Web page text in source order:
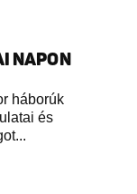
NAPON
háborúk
és